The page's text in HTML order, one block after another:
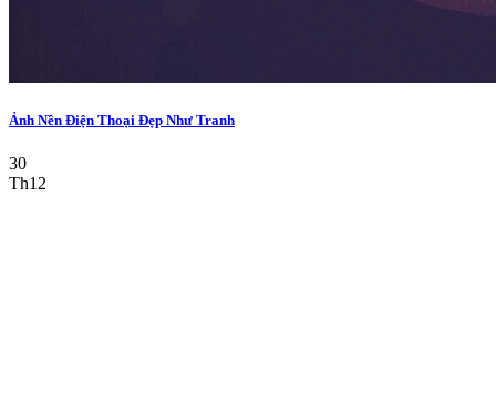
Ảnh Nền Điện Thoại Đẹp Như Tranh
30
Th12